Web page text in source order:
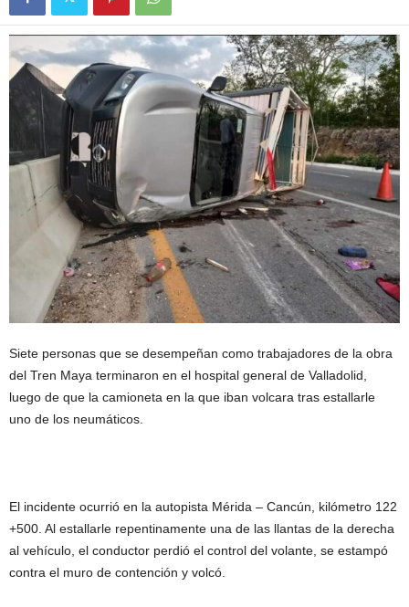
Siete personas que se desempeñan como trabajadores de la obra
del Tren Maya terminaron en el hospital general de Valladolid,
luego de que la camioneta en la que iban volcara tras estallarle
uno de los neumáticos.
El incidente ocurrió en la autopista Mérida – Cancún, kilómetro 122
+500. Al estallarle repentinamente una de las llantas de la derecha
al vehículo, el conductor perdió el control del volante, se estampó
contra el muro de contención y volcó.